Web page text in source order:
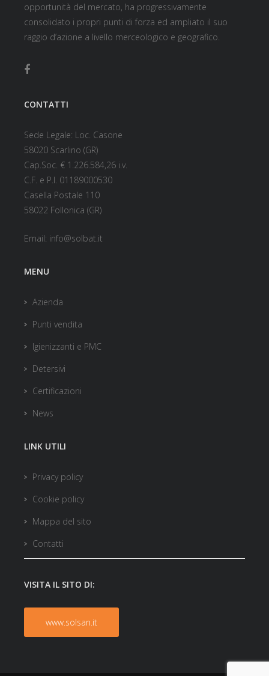
opportunità del mercato, ha progressivamente
consolidato i propri punti di forza ed ampliato il suo
raggio d’azione a livello merceologico e geografico.
CONTATTI
Sede Legale: Loc. Casone
58020 Scarlino (GR)
Cap.Soc. € 1.226.584,26 i.v.
C.F. e P.I. 01189000530
Casella Postale 110
58022 Follonica (GR)
Email: info@solbat.it
MENU
Azienda
Punti vendita
Igienizzanti e PMC
Detersivi
Certificazioni
News
LINK UTILI
Privacy policy
Cookie policy
Mappa del sito
Contatti
VISITA IL SITO DI:
www.solsan.it